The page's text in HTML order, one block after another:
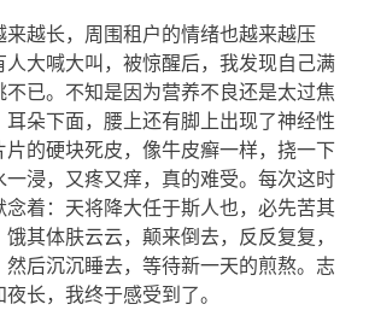
来越长，周围租户的情绪也越来越压
大喊大叫，被惊醒后，我发现自己满
已。不知是因为营养不良还是太过焦
朵下面，腰上还有脚上出现了神经性
片的硬块死皮，像牛皮癣一样，挠一下
一浸，又疼又痒，真的难受。每次这时
着：天将降大任于斯人也，必先苦其
其体肤云云，颠来倒去，反反复复，
然后沉沉睡去，等待新一天的煎熬。志
长，我终于感受到了。